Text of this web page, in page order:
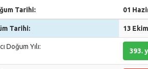
Tarihi: 01
Tarihi: 13
Doğum Yılı:
393.